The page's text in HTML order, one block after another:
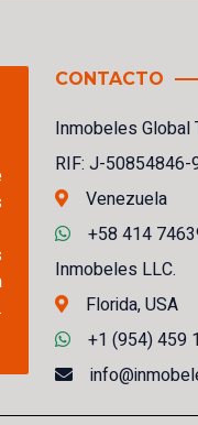
CONTACTO
Inmobeles Global
RIF: J-50854846-
Venezuela
+58 414
Inmobeles LLC.
Florida, USA
+1 (954) 459